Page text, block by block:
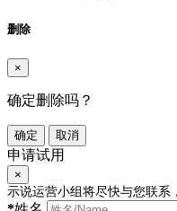
删除
×
确定删除吗？
确定 取消
申请试用
×
示说运营小组将尽快与您联系